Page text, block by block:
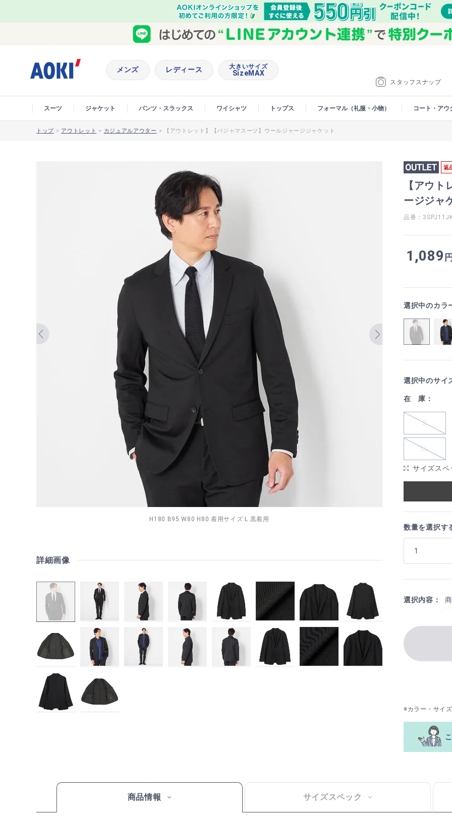
スタッフスナップ
メンズ レディース 大きいサイズ
SizeMAX
スーツ ジャケット パンツ・スラックス ワイシャツ トップス フォーマル（礼服・小物） コート・アウ
トップ > アウトレット > カジュアルアウター > 【アウトレット】【パジャマスーツ】ウールジャージジャケット
H180 B95 W80 H80 着用サイズ:L 黒着用
詳細画像
返
【アウ
ージジャ
品番：
1,089
選択中のカラ
選択中のサイ
在 庫：
S
LL
サイズスペ
数量を選択す
選択内容：
※カラー・サイ
商品情報 サイズスペック